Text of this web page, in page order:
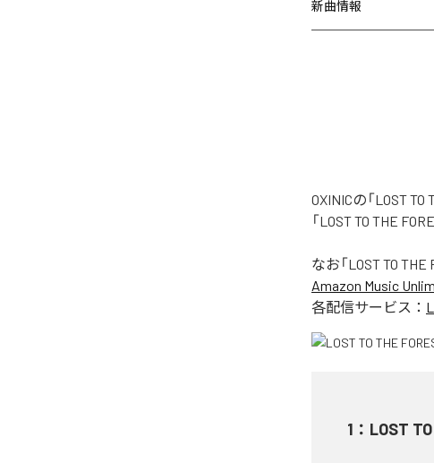
新曲情報
OXINICの「LOST
「LOST TO THE
なお「LOST TO THE
Amazon Music
各配信サービス：
1 ： LOST